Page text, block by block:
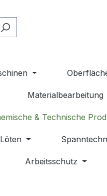
Materialbearbeitung
& Technische
Arbeitsschutz